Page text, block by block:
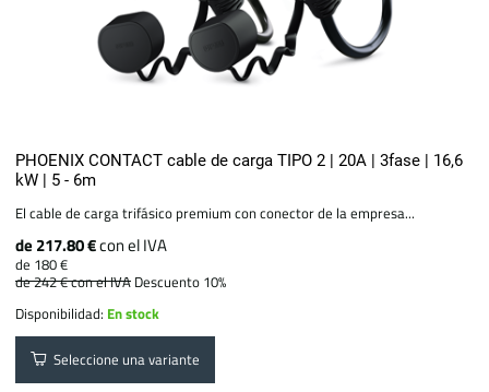
PHOENIX CONTACT cable de carga TIPO 2 | 20A | 3fase | 16,6
kW | 5 - 6m
El cable de carga trifásico premium con conector de la empresa...
de 217.80 €con el IVA
de 180 €
de 242 €con el IVA Descuento 10%
Disponibilidad: En stock
Seleccione una variante